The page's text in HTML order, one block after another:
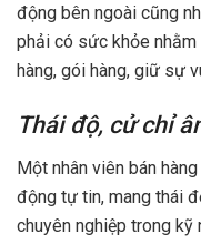
động bên ngoài cũng
phải có sức khỏe
hàng, gói hàng, giữ sự
Thái độ, cử chỉ
Một nhân viên bán
động tự tin, mang thái
chuyên nghiệp trong kỹ